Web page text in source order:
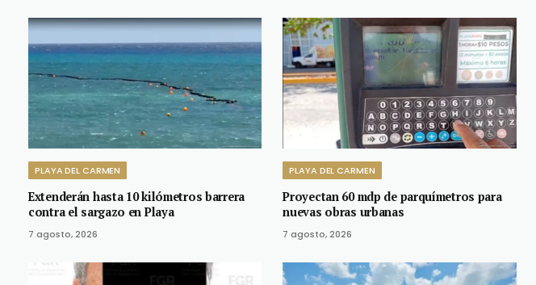
PLAYA DEL CARMEN
Extenderán hasta 10 kilómetros barrera
contra el sargazo en Playa
7 agosto, 2026
PLAYA DEL CARMEN
Proyectan 60 mdp de parquímetros para
nuevas obras urbanas
7 agosto, 2026